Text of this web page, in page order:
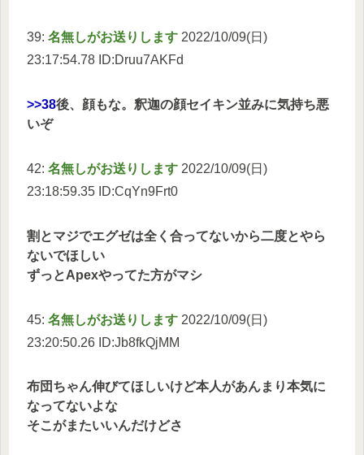
39: 名無しがお送りします 2022/10/09(日)
23:17:54.78 ID:Druu7AKFd
>>38後、顔もな。釈迦の顔セイキン並みに気持ち悪
いぞ
42: 名無しがお送りします 2022/10/09(日)
23:18:59.35 ID:CqYn9Frt0
割とマジでエグゼは全く合ってないから二度とやら
ないでほしい
ずっとApexやってた方がマシ
45: 名無しがお送りします 2022/10/09(日)
23:20:50.26 ID:Jb8fkQjMM
布団ちゃん伸びてほしいけど本人があんまり本気に
なってないよな
そこがまたいいんだけどさ